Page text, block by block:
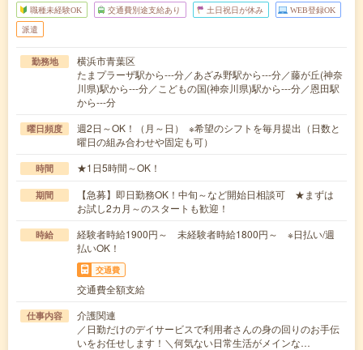
職種未経験OK 交通費別途支給あり 土日祝日が休み WEB登録OK
派遣
勤務地
横浜市青葉区
たまプラーザ駅から---分／あざみ野駅から---分／藤が丘(神奈
川県)駅から---分／こどもの国(神奈川県)駅から---分／恩田駅
から---分
曜日頻度
週2日～OK！（月～日） ※希望のシフトを毎月提出（日数と
曜日の組み合わせや固定も可）
時間 ★1日5時間～OK！
期間
【急募】即日勤務OK！中旬～など開始日相談可 ★まずは
お試し2カ月～のスタートも歓迎！
時給
経験者時給1900円～ 未経験者時給1800円～ ※日払い/週
払いOK！
交通費
交通費全額支給
仕事内容
介護関連
／日勤だけのデイサービスで利用者さんの身の回りのお手伝
いをお任せします！＼何気ない日常生活がメインな…